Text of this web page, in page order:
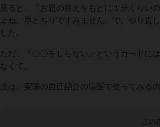
見ると、「お題の答えをもとに１分くらい
よね。早とちりですみません。で、やり直
した。
ただ、「〇〇をしらない」というカードに
なくて。
次は、実際の自己紹介の場面で使ってみる
この